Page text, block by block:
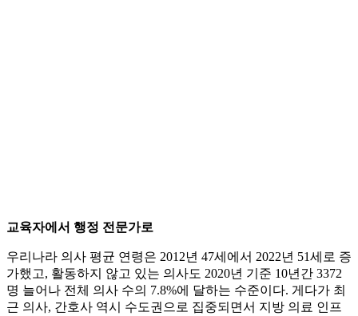
교육자에서 행정 전문가로
우리나라 의사 평균 연령은 2012년 47세에서 2022년 51세로 증
가했고, 활동하지 않고 있는 의사도 2020년 기준 10년간 3372
명 늘어나 전체 의사 수의 7.8%에 달하는 수준이다. 게다가 최
근 의사, 간호사 역시 수도권으로 집중되면서 지방 의료 인프